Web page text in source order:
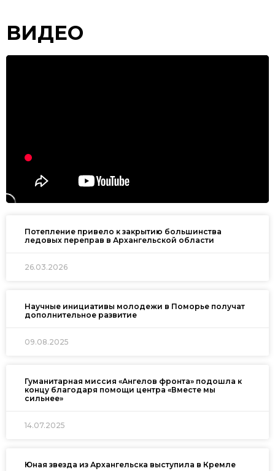
ВИДЕО
Потепление привело к закрытию большинства
ледовых переправ в Архангельской области
26.03.2026
Научные инициативы молодежи в Поморье получат
дополнительное развитие
09.08.2025
Гуманитарная миссия «Ангелов фронта» подошла к
концу благодаря помощи центра «Вместе мы
сильнее»
14.07.2025
Юная звезда из Архангельска выступила в Кремле